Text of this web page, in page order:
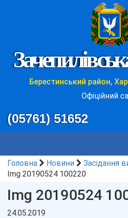
Берестинський район,
Офіційний
(05761) 51652
Головна
Новини
Засідання
Img 20190524 100220
Img 20190524
24.05.2019